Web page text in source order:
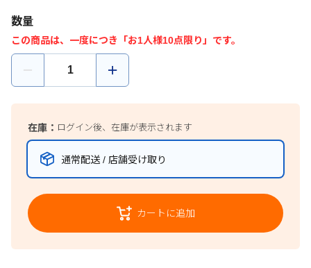
数量
この商品は、一度につき「お1人様10点限り」です。
在庫： ログイン後、在庫が表示されます
通常配送 / 店舗受け取り
カートに追加